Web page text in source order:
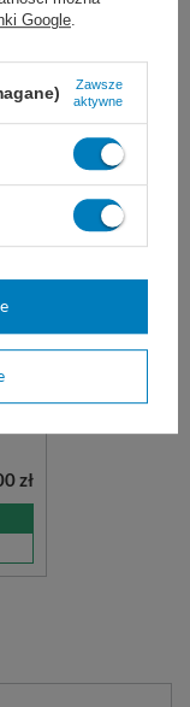
DO KOSZYKA
zł
Google
Zawsze
aktywne